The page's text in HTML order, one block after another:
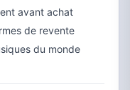
avant achat
de revente
du monde